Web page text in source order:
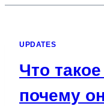
UPDATES
Что
почему